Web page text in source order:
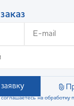
на обработку